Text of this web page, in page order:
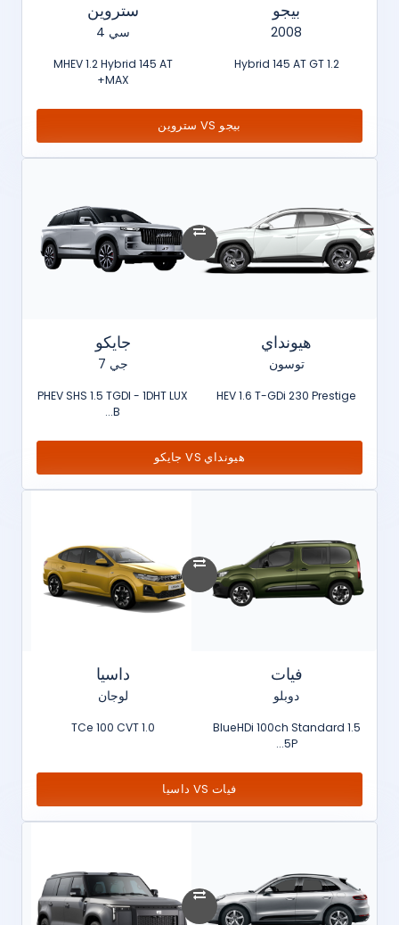
بيجو
2008
1.2 Hybrid 145 AT GT
ستروين
سي 4
MHEV 1.2 Hybrid 145 AT
MAX+
بيجو VS ستروين
هيونداي
توسون
HEV 1.6 T-GDi 230 Prestige
جايكو
جي 7
PHEV SHS 1.5 TGDI - 1DHT LUX
B...
هيونداي VS جايكو
فيات
دوبلو
1.5 BlueHDi 100ch Standard
5P...
داسيا
لوجان
1.0 TCe 100 CVT
فيات VS داسيا